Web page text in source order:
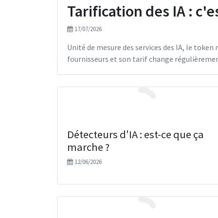
Tarification des IA :
17/07/2026
Unité de mesure des services des IA, le
fournisseurs et son tarif change
Détecteurs d'IA : est-ce que ça
marche ?
12/06/2026